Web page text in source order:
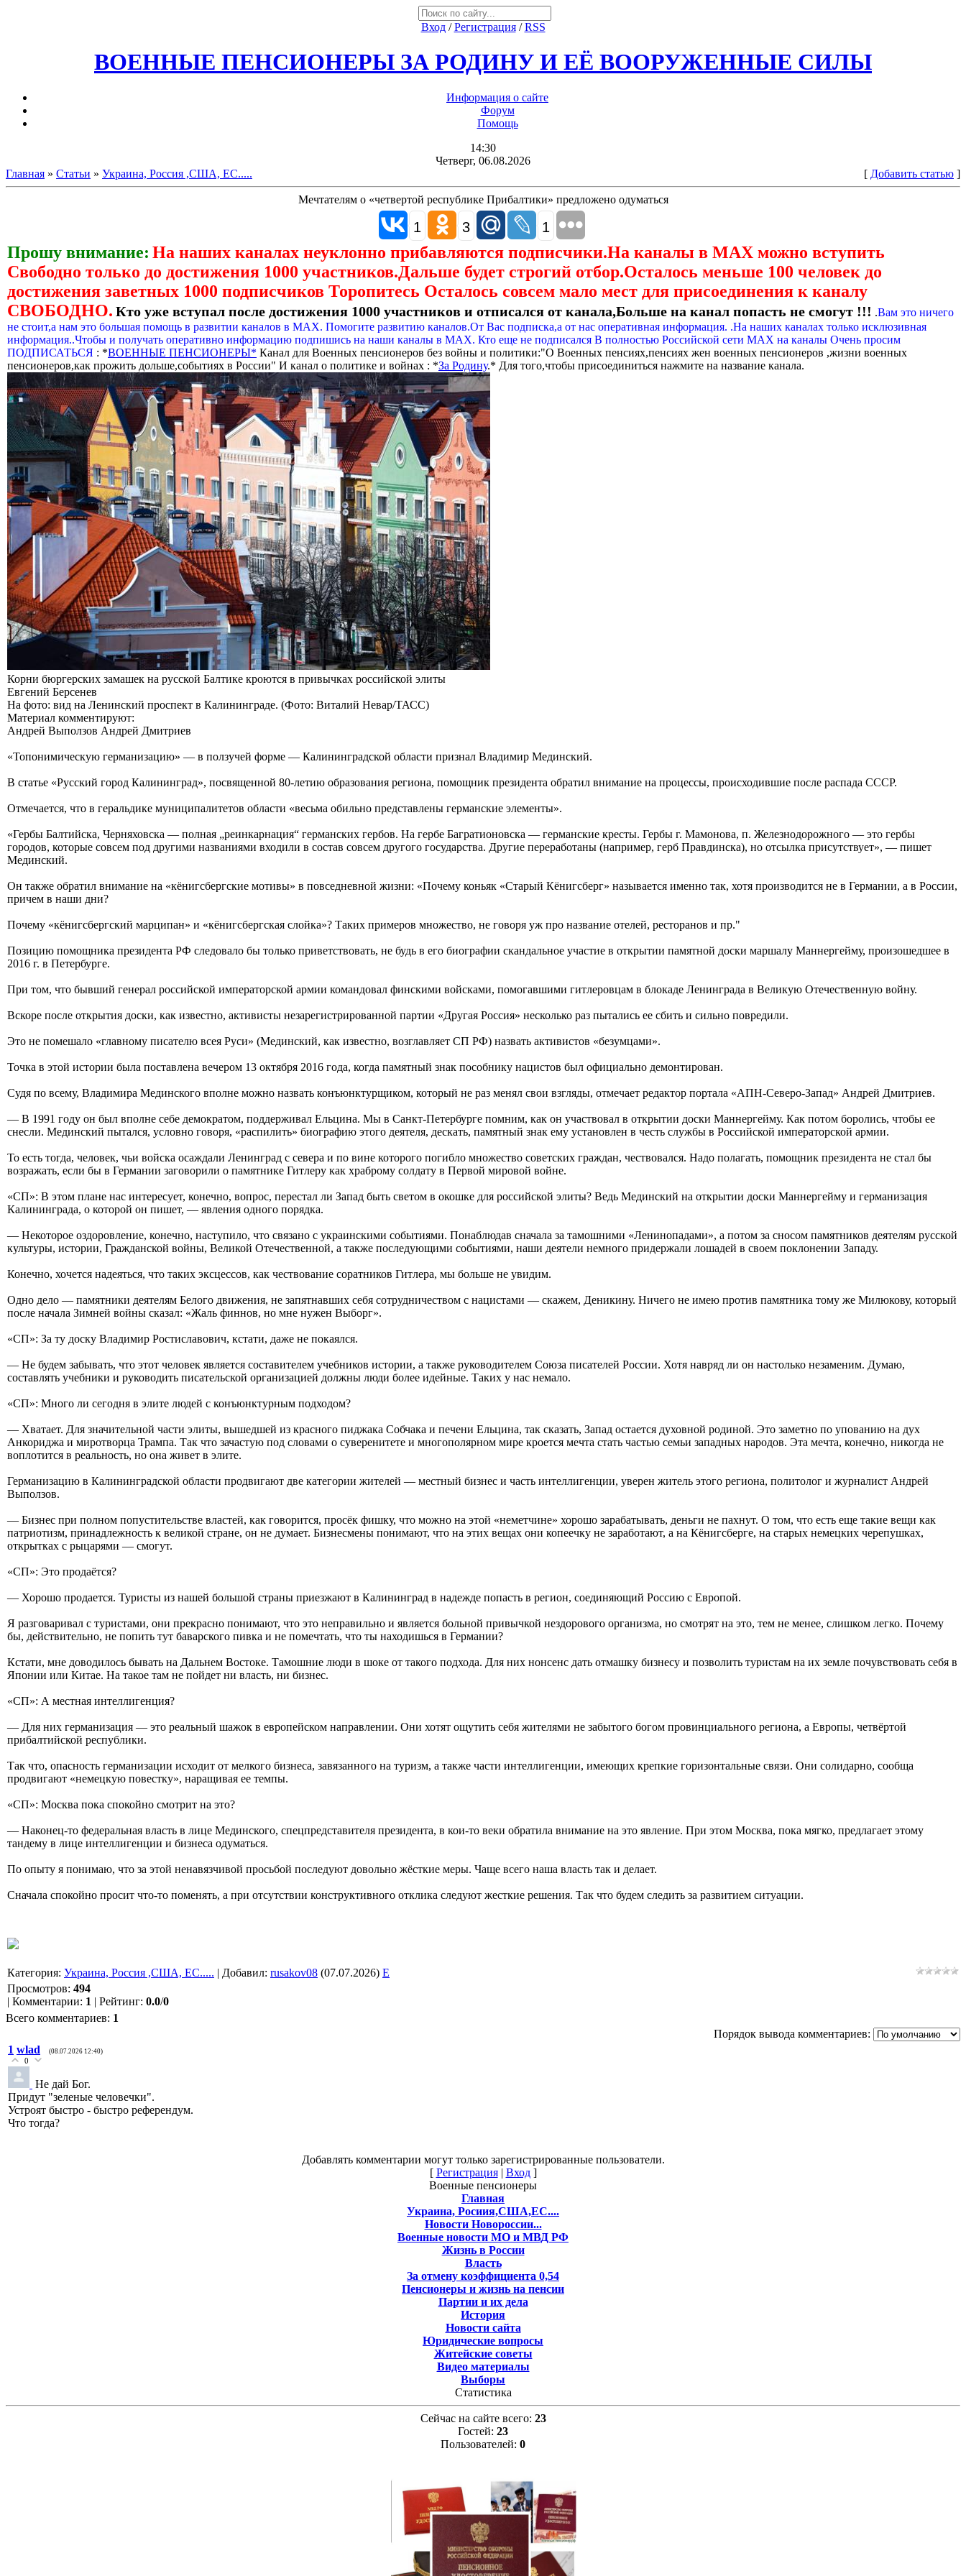
Вход/Регистрация/RSS
ВОЕННЫЕ ПЕНСИОНЕРЫ ЗА РОДИНУ И ЕЁ ВООРУЖЕННЫЕ СИЛЫ
Информация о сайте
Форум
Помощь
14:30
Четверг, 06.08.2026
Главная » Статьи » Украина, Россия ,США, ЕС..... [ Добавить статью ]
Мечтателям о «четвертой республике Прибалтики» предложено одуматься
1 3 1
Прошу внимание: На наших каналах неуклонно прибавляются подписчики.На каналы в МАХ можно вступить
Свободно только до достижения 1000 участников.Дальше будет строгий отбор.Осталось меньше 100 человек до
достижения заветных 1000 подписчиков Торопитесь Осталось совсем мало мест для присоединения к каналу
СВОБОДНО. Кто уже вступал после достижения 1000 участников и отписался от канала,Больше на канал попасть не смогут !!! .Вам это ничего
не стоит,а нам это большая помощь в развитии каналов в МАХ. Помогите развитию каналов.От Вас подписка,а от нас оперативная информация. .На наших каналах только исклюзивная
информация..Чтобы и получать оперативно информацию подпишись на наши каналы в МАХ. Кто еще не подписался В полностью Российской сети МАХ на каналы Очень просим
ПОДПИСАТЬСЯ : *ВОЕННЫЕ ПЕНСИОНЕРЫ* Канал для Военных пенсионеров без войны и политики:"О Военных пенсиях,пенсиях жен военных пенсионеров ,жизни военных
пенсионеров,как прожить дольше,событиях в России" И канал о политике и войнах : *За Родину.* Для того,чтобы присоединиться нажмите на название канала.
Корни бюргерских замашек на русской Балтике кроются в привычках российской элиты
Евгений Берсенев
На фото: вид на Ленинский проспект в Калининграде. (Фото: Виталий Невар/ТАСС)
Материал комментируют:
Андрей Выползов Андрей Дмитриев
«Топонимическую германизацию» — в ползучей форме — Калининградской области признал Владимир Мединский.
В статье «Русский город Калининград», посвященной 80-летию образования региона, помощник президента обратил внимание на процессы, происходившие после распада СССР.
Отмечается, что в геральдике муниципалитетов области «весьма обильно представлены германские элементы».
«Гербы Балтийска, Черняховска — полная „реинкарнация“ германских гербов. На гербе Багратионовска — германские кресты. Гербы г. Мамонова, п. Железнодорожного — это гербы
городов, которые совсем под другими названиями входили в состав совсем другого государства. Другие переработаны (например, герб Правдинска), но отсылка присутствует», — пишет
Мединский.
Он также обратил внимание на «кёнигсбергские мотивы» в повседневной жизни: «Почему коньяк «Старый Кёнигсберг» называется именно так, хотя производится не в Германии, а в России,
причем в наши дни?
Почему «кёнигсбергский марципан» и «кёнигсбергская слойка»? Таких примеров множество, не говоря уж про название отелей, ресторанов и пр."
Позицию помощника президента РФ следовало бы только приветствовать, не будь в его биографии скандальное участие в открытии памятной доски маршалу Маннергейму, произошедшее в
2016 г. в Петербурге.
При том, что бывший генерал российской императорской армии командовал финскими войсками, помогавшими гитлеровцам в блокаде Ленинграда в Великую Отечественную войну.
Вскоре после открытия доски, как известно, активисты незарегистрированной партии «Другая Россия» несколько раз пытались ее сбить и сильно повредили.
Это не помешало «главному писателю всея Руси» (Мединский, как известно, возглавляет СП РФ) назвать активистов «безумцами».
Точка в этой истории была поставлена вечером 13 октября 2016 года, когда памятный знак пособнику нацистов был официально демонтирован.
Судя по всему, Владимира Мединского вполне можно назвать конъюнктурщиком, который не раз менял свои взгляды, отмечает редактор портала «АПН-Северо-Запад» Андрей Дмитриев.
— В 1991 году он был вполне себе демократом, поддерживал Ельцина. Мы в Санкт-Петербурге помним, как он участвовал в открытии доски Маннергейму. Как потом боролись, чтобы ее
снесли. Мединский пытался, условно говоря, «распилить» биографию этого деятеля, дескать, памятный знак ему установлен в честь службы в Российской императорской армии.
То есть тогда, человек, чьи войска осаждали Ленинград с севера и по вине которого погибло множество советских граждан, чествовался. Надо полагать, помощник президента не стал бы
возражать, если бы в Германии заговорили о памятнике Гитлеру как храброму солдату в Первой мировой войне.
«СП»: В этом плане нас интересует, конечно, вопрос, перестал ли Запад быть светом в окошке для российской элиты? Ведь Мединский на открытии доски Маннергейму и германизация
Калининграда, о которой он пишет, — явления одного порядка.
— Некоторое оздоровление, конечно, наступило, что связано с украинскими событиями. Понаблюдав сначала за тамошними «Ленинопадами», а потом за сносом памятников деятелям русской
культуры, истории, Гражданской войны, Великой Отечественной, а также последующими событиями, наши деятели немного придержали лошадей в своем поклонении Западу.
Конечно, хочется надеяться, что таких эксцессов, как чествование соратников Гитлера, мы больше не увидим.
Одно дело — памятники деятелям Белого движения, не запятнавших себя сотрудничеством с нацистами — скажем, Деникину. Ничего не имею против памятника тому же Милюкову, который
после начала Зимней войны сказал: «Жаль финнов, но мне нужен Выборг».
«СП»: За ту доску Владимир Ростиславович, кстати, даже не покаялся.
— Не будем забывать, что этот человек является составителем учебников истории, а также руководителем Союза писателей России. Хотя навряд ли он настолько незаменим. Думаю,
составлять учебники и руководить писательской организацией должны люди более идейные. Таких у нас немало.
«СП»: Много ли сегодня в элите людей с конъюнктурным подходом?
— Хватает. Для значительной части элиты, вышедшей из красного пиджака Собчака и печени Ельцина, так сказать, Запад остается духовной родиной. Это заметно по упованию на дух
Анкориджа и миротворца Трампа. Так что зачастую под словами о суверенитете и многополярном мире кроется мечта стать частью семьи западных народов. Эта мечта, конечно, никогда не
воплотится в реальность, но она живет в элите.
Германизацию в Калининградской области продвигают две категории жителей — местный бизнес и часть интеллигенции, уверен житель этого региона, политолог и журналист Андрей
Выползов.
— Бизнес при полном попустительстве властей, как говорится, просёк фишку, что можно на этой «неметчине» хорошо зарабатывать, деньги не пахнут. О том, что есть еще такие вещи как
патриотизм, принадлежность к великой стране, он не думает. Бизнесмены понимают, что на этих вещах они копеечку не заработают, а на Кёнигсберге, на старых немецких черепушках,
открытках с рыцарями — смогут.
«СП»: Это продаётся?
— Хорошо продается. Туристы из нашей большой страны приезжают в Калининград в надежде попасть в регион, соединяющий Россию с Европой.
Я разговаривал с туристами, они прекрасно понимают, что это неправильно и является больной привычкой нездорового организма, но смотрят на это, тем не менее, слишком легко. Почему
бы, действительно, не попить тут баварского пивка и не помечтать, что ты находишься в Германии?
Кстати, мне доводилось бывать на Дальнем Востоке. Тамошние люди в шоке от такого подхода. Для них нонсенс дать отмашку бизнесу и позволить туристам на их земле почувствовать себя в
Японии или Китае. На такое там не пойдет ни власть, ни бизнес.
«СП»: А местная интеллигенция?
— Для них германизация — это реальный шажок в европейском направлении. Они хотят ощутить себя жителями не забытого богом провинциального региона, а Европы, четвёртой
прибалтийской республики.
Так что, опасность германизации исходит от мелкого бизнеса, завязанного на туризм, а также части интеллигенции, имеющих крепкие горизонтальные связи. Они солидарно, сообща
продвигают «немецкую повестку», наращивая ее темпы.
«СП»: Москва пока спокойно смотрит на это?
— Наконец-то федеральная власть в лице Мединского, спецпредставителя президента, в кои-то веки обратила внимание на это явление. При этом Москва, пока мягко, предлагает этому
тандему в лице интеллигенции и бизнеса одуматься.
По опыту я понимаю, что за этой ненавязчивой просьбой последуют довольно жёсткие меры. Чаще всего наша власть так и делает.
Сначала спокойно просит что-то поменять, а при отсутствии конструктивного отклика следуют жесткие решения. Так что будем следить за развитием ситуации.
Категория: Украина, Россия ,США, ЕС..... | Добавил: rusakov08 (07.07.2026) E
Просмотров: 494
| Комментарии: 1 | Рейтинг: 0.0/0
Всего комментариев: 1
Порядок вывода комментариев:
1 wlad (08.07.2026 12:40)
0
Не дай Бог.
Придут "зеленые человечки".
Устроят быстро - быстро референдум.
Что тогда?
Добавлять комментарии могут только зарегистрированные пользователи.
[ Регистрация| Вход]
Военные пенсионеры
Главная
Украина, Росиия,США,ЕС....
Новости Новороссии...
Военные новости МО и МВД РФ
Жизнь в России
Власть
За отмену коэффициента 0,54
Пенсионеры и жизнь на пенсии
Партии и их дела
История
Новости сайта
Юридические вопросы
Житейские советы
Видео материалы
Выборы
Статистика
Сейчас на сайте всего: 23
Гостей: 23
Пользователей: 0